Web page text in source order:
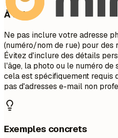
À éviter
Ne pas inclure votre adresse
(numéro/nom de rue) pour des
Évitez d'inclure des détails
l'âge, la photo ou le numéro de
cela est spécifiquement requis
pas d'adresses e-mail non
Exemples concrets